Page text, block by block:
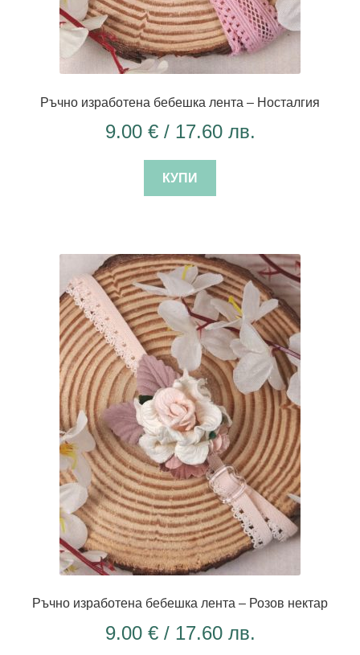
Ръчно изработена бебешка лента – Носталгия
9.00 €/ 17.60 лв.
КУПИ
Ръчно изработена бебешка лента – Розов нектар
9.00 €/ 17.60 лв.